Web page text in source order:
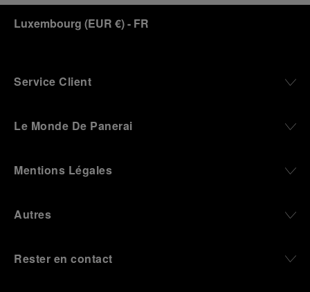
Luxembourg (EUR €)- FR
Service Client
Le Monde De Panerai
Mentions Légales
Autres
Rester en contact